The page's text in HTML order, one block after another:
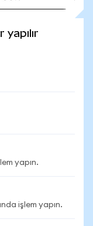
yapın.
işlem yapın.